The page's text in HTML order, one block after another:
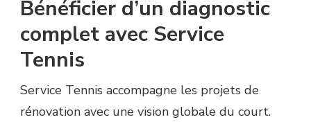
Bénéficier d’un diagnostic
complet avec Service
Tennis
Service Tennis accompagne les projets de
rénovation avec une vision globale du court.